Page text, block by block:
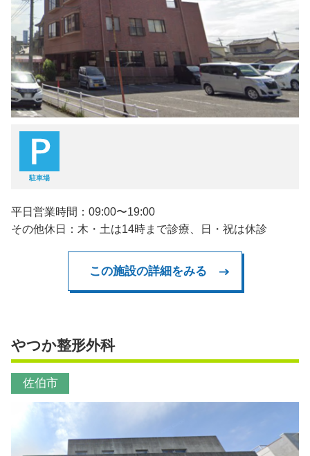
駐車場
平日営業時間：09:00〜19:00
その他休日：木・土は14時まで診療、日・祝は休診
この施設の詳細をみる
やつか整形外科
佐伯市